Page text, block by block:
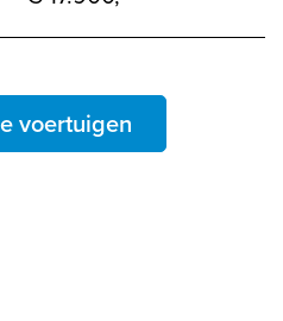
voertuigen